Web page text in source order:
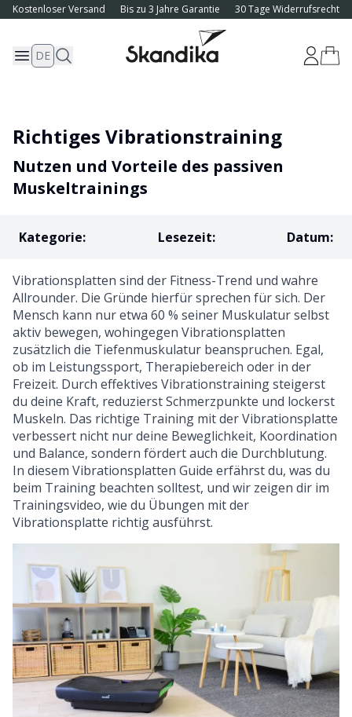
Kostenloser Versand Bis zu 3 Jahre Garantie 30 Tage Widerrufsrecht
DE
Richtiges Vibrationstraining
Nutzen und Vorteile des passiven
Muskeltrainings
Kategorie: Lesezeit: Datum:
Vibrationsplatten sind der Fitness-Trend und wahre
Allrounder. Die Gründe hierfür sprechen für sich. Der
Mensch kann nur etwa 60 % seiner Muskulatur selbst
aktiv bewegen, wohingegen Vibrationsplatten
zusätzlich die Tiefenmuskulatur beanspruchen. Egal,
ob im Leistungssport, Therapiebereich oder in der
Freizeit. Durch effektives Vibrationstraining steigerst
du deine Kraft, reduzierst Schmerzpunkte und lockerst
Muskeln. Das richtige Training mit der Vibrationsplatte
verbessert nicht nur deine Beweglichkeit, Koordination
und Balance, sondern fördert auch die Durchblutung.
In diesem Vibrationsplatten Guide erfährst du, was du
beim Training beachten solltest, und wir zeigen dir im
Trainingsvideo, wie du Übungen mit der
Vibrationsplatte richtig ausführst.